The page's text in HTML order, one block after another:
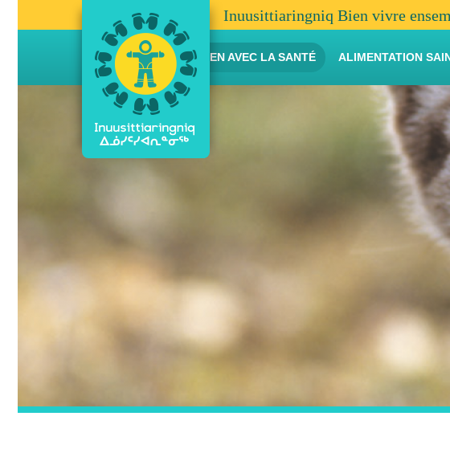
Inuusittiaringniq Bien vivre
THÈMES EN LIEN AVEC LA SANTÉ ALIMENTATION